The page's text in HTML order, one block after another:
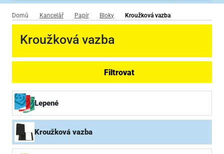
Domů Kancelář Papír Bloky Kroužková vazba
Kroužková vazba
Filtrovat
Lepené
Kroužková vazba